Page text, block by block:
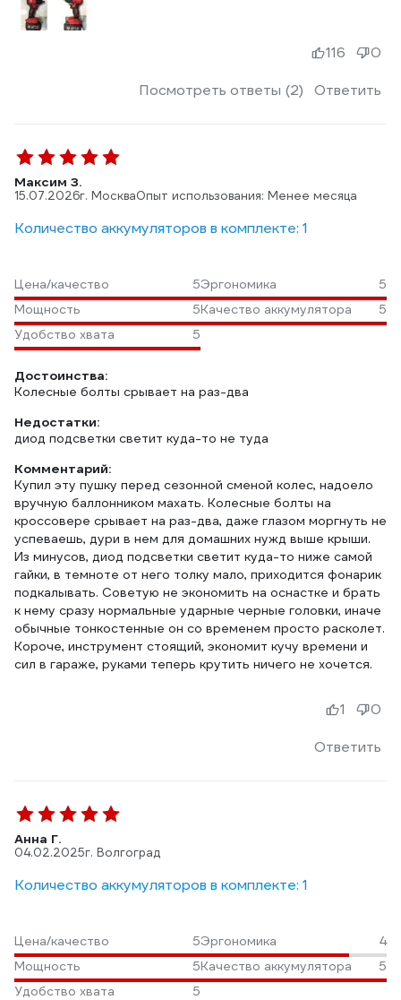
Посмотреть ответы (2) Ответить
116 0
Максим З.
15.07.2026г. МоскваОпыт использования: Менее месяца
Количество аккумуляторов в комплекте: 1
Цена/качество 5Эргономика
5
Мощность
5Качество аккумулятора
5
Удобство хвата
5
Достоинства:
Колесные болты срывает на раз-два
Недостатки:
диод подсветки светит куда-то не туда
Комментарий:
Купил эту пушку перед сезонной сменой колес, надоело
вручную баллонником махать. Колесные болты на
кроссовере срывает на раз-два, даже глазом моргнуть не
успеваешь, дури в нем для домашних нужд выше крыши.
Из минусов, диод подсветки светит куда-то ниже самой
гайки, в темноте от него толку мало, приходится фонарик
подкалывать. Советую не экономить на оснастке и брать
к нему сразу нормальные ударные черные головки, иначе
обычные тонкостенные он со временем просто расколет.
Короче, инструмент стоящий, экономит кучу времени и
сил в гараже, руками теперь крутить ничего не хочется.
Ответить
1 0
Анна Г.
04.02.2025г. Волгоград
Количество аккумуляторов в комплекте: 1
Цена/качество 5Эргономика
4
Мощность
5Качество аккумулятора
5
Удобство хвата
5